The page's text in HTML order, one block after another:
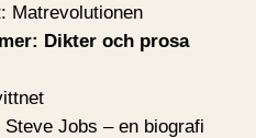
Dikter och prosa
Jobs – en biografi